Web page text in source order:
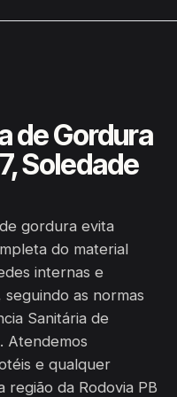
de Gordura
Soledade
gordura evita
do material
internas e
as normas
Sanitária de
Atendemos
e qualquer
região da Rodovia PB